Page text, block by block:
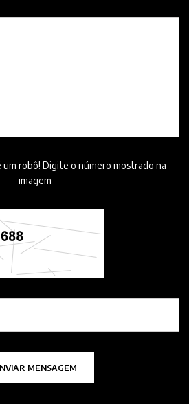
robô! Digite o número mostrado na
imagem
MENSAGEM